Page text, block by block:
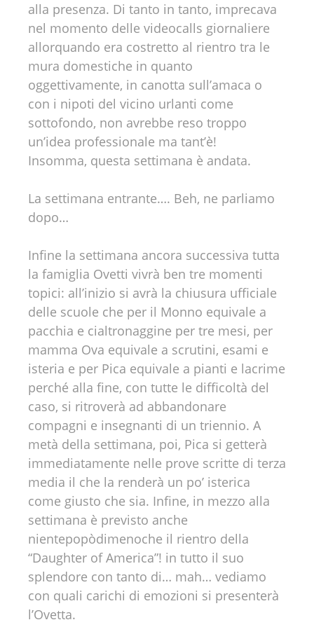
alla presenza. Di tanto in tanto, imprecava
nel momento delle videocalls giornaliere
allorquando era costretto al rientro tra le
mura domestiche in quanto
oggettivamente, in canotta sull’amaca o
con i nipoti del vicino urlanti come
sottofondo, non avrebbe reso troppo
un’idea professionale ma tant’è!
Insomma, questa settimana è andata.
La settimana entrante…. Beh, ne parliamo
dopo…
Infine la settimana ancora successiva tutta
la famiglia Ovetti vivrà ben tre momenti
topici: all’inizio si avrà la chiusura ufficiale
delle scuole che per il Monno equivale a
pacchia e cialtronaggine per tre mesi, per
mamma Ova equivale a scrutini, esami e
isteria e per Pica equivale a pianti e lacrime
perché alla fine, con tutte le difficoltà del
caso, si ritroverà ad abbandonare
compagni e insegnanti di un triennio. A
metà della settimana, poi, Pica si getterà
immediatamente nelle prove scritte di terza
media il che la renderà un po’ isterica
come giusto che sia. Infine, in mezzo alla
settimana è previsto anche
nientepopòdimenoche il rientro della
“Daughter of America”! in tutto il suo
splendore con tanto di… mah… vediamo
con quali carichi di emozioni si presenterà
l’Ovetta.